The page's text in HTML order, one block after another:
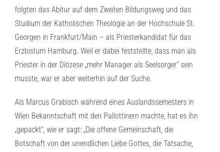
folgten das Abitur auf dem Zweiten Bildungsweg und das
Studium der Katholischen Theologie an der Hochschule St.
Georgen in Frankfurt/Main – als Priesterkandidat für das
Erzbistum Hamburg. Weil er dabei feststellte, dass man als
Priester in der Diözese „mehr Manager als Seelsorger“ sein
musste, war er aber weiterhin auf der Suche.
Als Marcus Grabisch während eines Auslandssemesters in
Wien Bekanntschaft mit den Pallottinern machte, hat es ihn
„gepackt“, wie er sagt: „Die offene Gemeinschaft, die
Botschaft von der unendlichen Liebe Gottes, die Tatsache,